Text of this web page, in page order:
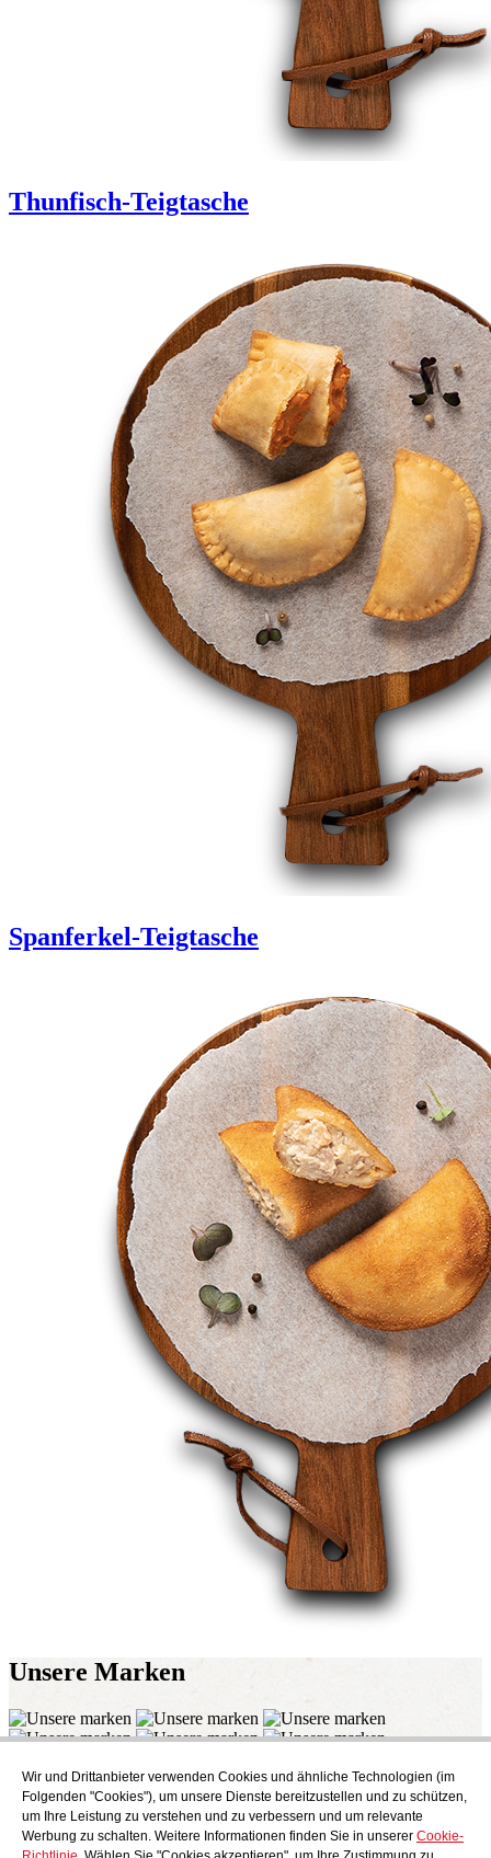
Wir und Drittanbieter verwenden Cookies und ähnliche Technologien (im
Folgenden "Cookies"), um unsere Dienste bereitzustellen und zu schützen,
um Ihre Leistung zu verstehen und zu verbessern und um relevante
Werbung zu schalten. Weitere Informationen finden Sie in unserer Cookie-
Thunfisch-Teigtasche
Spanferkel-Teigtasche
Unsere Marken
Abonnieren
Endecken Sie das kulinarische Angebot von AudensFood.
Ich habe gelesen und akzeptiere die Datenschutzbestimmungen